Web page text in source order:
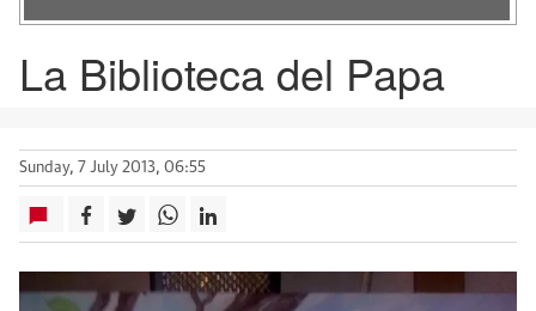
La Biblioteca del Papa
Sunday, 7 July 2013, 06:55